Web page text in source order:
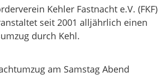
Kehler Fastnacht e.V. (FKF)
seit 2001 alljährlich einen
durch Kehl.
am Samstag Abend